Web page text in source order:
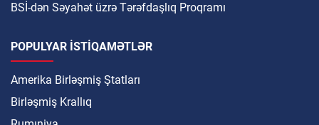
BSİ-dən Səyahət üzrə Tərəfdaşlıq Proqramı
POPULYAR ISTIQAMƏTLƏR
Amerika Birləşmiş Ştatları
Birləşmiş Krallıq